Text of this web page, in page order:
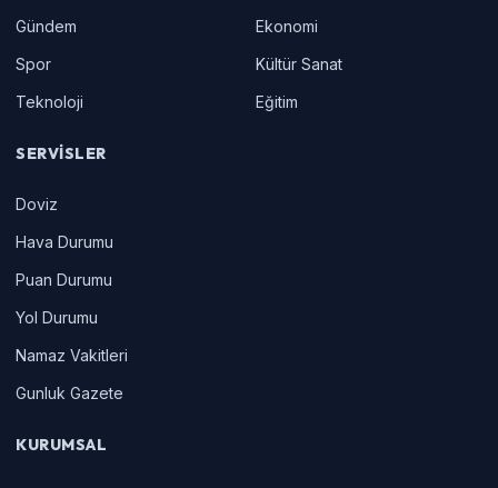
Gündem
Ekonomi
Spor
Kültür Sanat
Teknoloji
Eğitim
SERVISLER
Doviz
Hava Durumu
Puan Durumu
Yol Durumu
Namaz Vakitleri
Gunluk Gazete
KURUMSAL